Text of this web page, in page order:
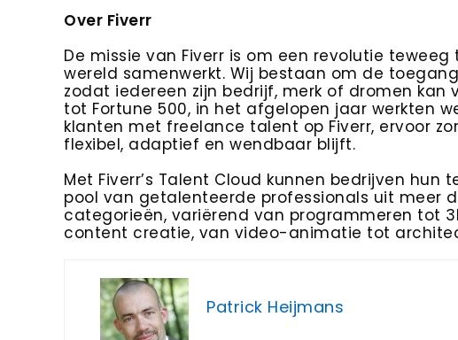
Over Fiverr
De missie van Fiverr is om een revolutie
wereld samenwerkt. Wij bestaan om de
zodat iedereen zijn bedrijf, merk of dromen kan
tot Fortune 500, in het afgelopen jaar werkten
klanten met freelance talent op Fiverr, ervoor
flexibel, adaptief en wendbaar blijft.
Met Fiverr’s Talent Cloud kunnen bedrijven
pool van getalenteerde professionals uit meer
categorieën, variërend van programmeren tot
content creatie, van video-animatie tot
Patrick Heijmans